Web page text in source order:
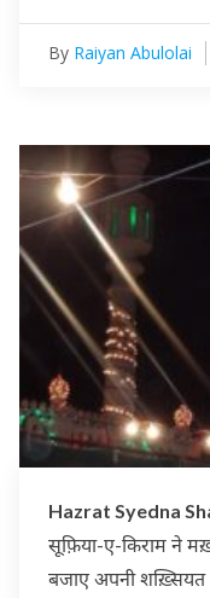
By Raiyan Abulolai
Hazrat Syedna
सूफ़िया-ए-किराम ने
बजाए अपनी शख़्सियत